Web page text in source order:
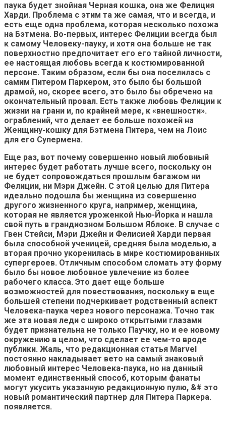
паука будет знойная Черная кошка, она же Фелиция
Харди. Проблема с этим та же самая, что и всегда, и
есть еще одна проблема, которая несколько похожа
на Бэтмена. Во-первых, интерес Фелиции всегда был
к самому Человеку-пауку, и хотя она больше не так
поверхностно предпочитает его его тайной личности,
ее настоящая любовь всегда к костюмированной
персоне. Таким образом, если бы она поселилась с
самим Питером Паркером, это было бы большой
драмой, но, скорее всего, это было бы обречено на
окончательный провал. Есть также любовь Фелиции к
жизни на грани и, по крайней мере, к «внешности».
ограблений, что делает ее больше похожей на
Женщину-кошку для Бэтмена Питера, чем на Лоис
для его Супермена.
Еще раз, вот почему совершенно новый любовный
интерес будет работать лучше всего, поскольку он
не будет сопровождаться прошлым багажом ни
Фелиции, ни Мэри Джейн. С этой целью для Питера
идеально подошла бы женщина из совершенно
другого жизненного круга, например, женщина,
которая не является уроженкой Нью-Йорка и нашла
свой путь в грандиозном Большом Яблоке. В случае с
Гвен Стейси, Мэри Джейн и Фелисией Харди первая
была способной ученицей, средняя была моделью, а
вторая прочно укоренилась в мире костюмированных
супергероев. Отличным способом сломать эту форму
было бы новое любовное увлечение из более
рабочего класса. Это дает еще больше
возможностей для повествования, поскольку в еще
большей степени подчеркивает родственный аспект
Человека-паука через нового персонажа. Точно так
же эта новая леди с широко открытыми глазами
будет признательна не только Паучку, но и ее новому
окружению в целом, что сделает ее чем-то вроде
публики. Жаль, что редакционная статья Marvel
постоянно накладывает вето на самый знаковый
любовный интерес Человека-паука, но на данный
момент единственный способ, которым фанаты
могут укусить указанную редакционную пулю, &# это
новый романтический партнер для Питера Паркера.
появляется.